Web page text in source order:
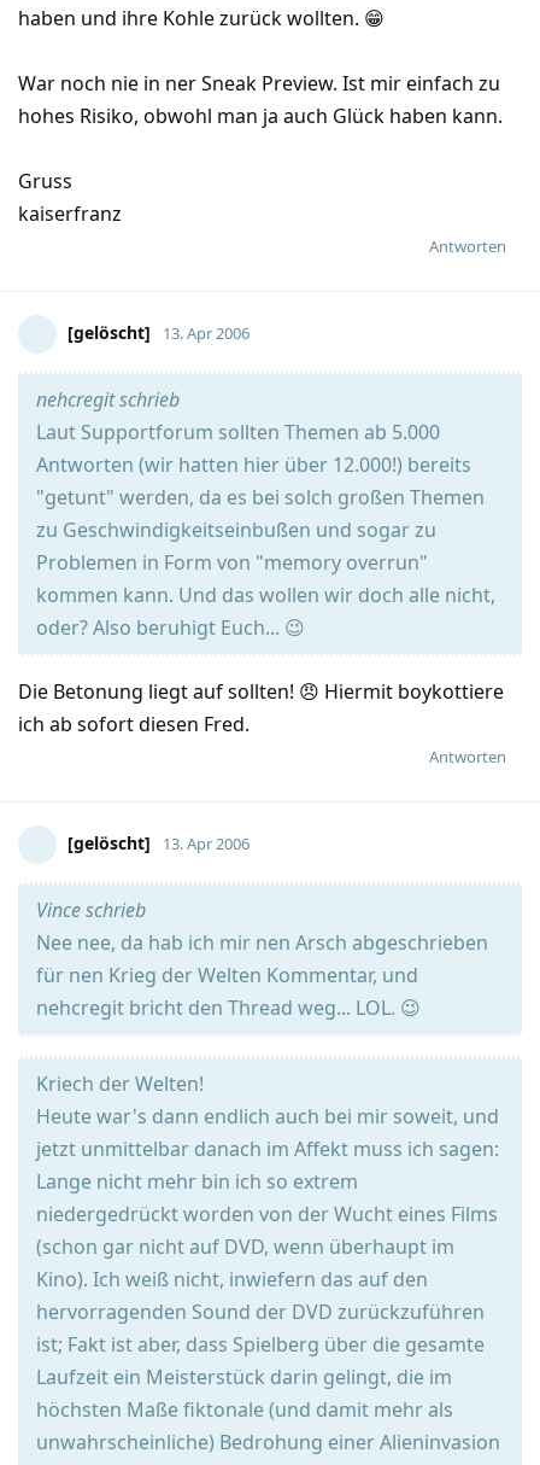
haben und ihre Kohle zurück wollten. 😁
War noch nie in ner Sneak Preview. Ist mir einfach zu
hohes Risiko, obwohl man ja auch Glück haben kann.
Gruss
kaiserfranz
Antworten
[gelöscht] 13. Apr 2006
nehcregit schrieb
Laut Supportforum sollten Themen ab 5.000
Antworten (wir hatten hier über 12.000!) bereits
"getunt" werden, da es bei solch großen Themen
zu Geschwindigkeitseinbußen und sogar zu
Problemen in Form von "memory overrun"
kommen kann. Und das wollen wir doch alle nicht,
oder? Also beruhigt Euch... 😉
Die Betonung liegt auf sollten! 😠 Hiermit boykottiere
ich ab sofort diesen Fred.
Antworten
[gelöscht] 13. Apr 2006
Vince schrieb
Nee nee, da hab ich mir nen Arsch abgeschrieben
für nen Krieg der Welten Kommentar, und
nehcregit bricht den Thread weg... LOL. 😉
Kriech der Welten!
Heute war's dann endlich auch bei mir soweit, und
jetzt unmittelbar danach im Affekt muss ich sagen:
Lange nicht mehr bin ich so extrem
niedergedrückt worden von der Wucht eines Films
(schon gar nicht auf DVD, wenn überhaupt im
Kino). Ich weiß nicht, inwiefern das auf den
hervorragenden Sound der DVD zurückzuführen
ist; Fakt ist aber, dass Spielberg über die gesamte
Laufzeit ein Meisterstück darin gelingt, die im
höchsten Maße fiktonale (und damit mehr als
unwahrscheinliche) Bedrohung einer Alieninvasion